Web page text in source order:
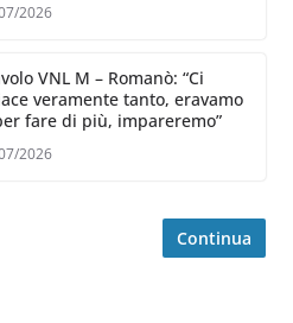
2026
VNL M – Romanò: “Ci
veramente tanto, eravamo
fare di più, impareremo”
2026
Continua